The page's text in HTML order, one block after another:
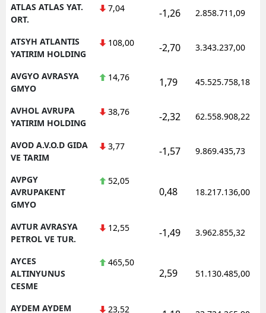
ATLAS ATLAS YAT.
ORT.
7,04 -1,26 2.858.711,09
ATSYH ATLANTIS
YATIRIM HOLDING
108,00 -2,70 3.343.237,00
AVGYO AVRASYA
GMYO
14,76 1,79 45.525.758,18
AVHOL AVRUPA
YATIRIM HOLDING
38,76 -2,32 62.558.908,22
AVOD A.V.O.D GIDA
VE TARIM
3,77 -1,57 9.869.435,73
AVPGY
AVRUPAKENT
GMYO
52,05
0,48 18.217.136,00
AVTUR AVRASYA
PETROL VE TUR.
12,55 -1,49 3.962.855,32
AYCES
ALTINYUNUS
CESME
465,50
2,59 51.130.485,00
AYDEM AYDEM 23,52